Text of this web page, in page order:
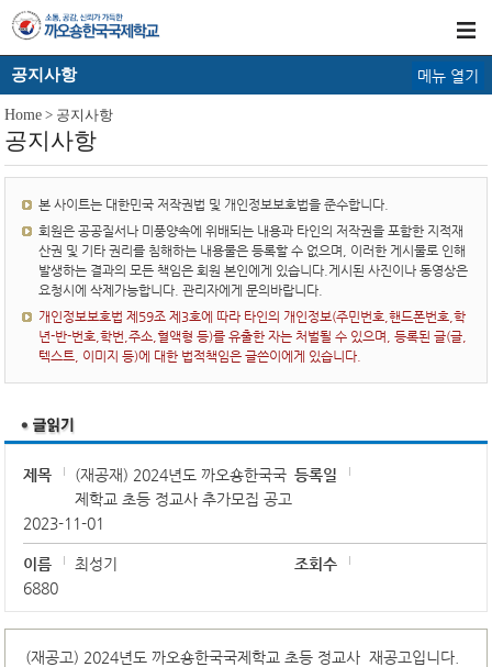
공지사항 메뉴 열기
Home > 공지사항
공지사항
본 사이트는 대한민국 저작권법 및 개인정보보호법을 준수합니다.
회원은 공공질서나 미풍양속에 위배되는 내용과 타인의 저작권을 포함한 지적재
산권 및 기타 권리를 침해하는 내용물은 등록할 수 없으며, 이러한 게시물로 인해
발생하는 결과의 모든 책임은 회원 본인에게 있습니다.게시된 사진이나 동영상은
요청시에 삭제가능합니다. 관리자에게 문의바랍니다.
개인정보보호법 제59조 제3호에 따라 타인의 개인정보(주민번호,핸드폰번호,학
년-반-번호,학번,주소,혈액형 등)를 유출한 자는 처벌될 수 있으며, 등록된 글(글,
텍스트, 이미지 등)에 대한 법적책임은 글쓴이에게 있습니다.
제목
(재공재) 2024년도 까오숑한국국
제학교 초등 정교사 추가모집 공고
등록일
2023-11-01
이름 최성기
조회수
6880
(재공고) 2024년도 까오숑한국국제학교 초등 정교사 재공고입니다.